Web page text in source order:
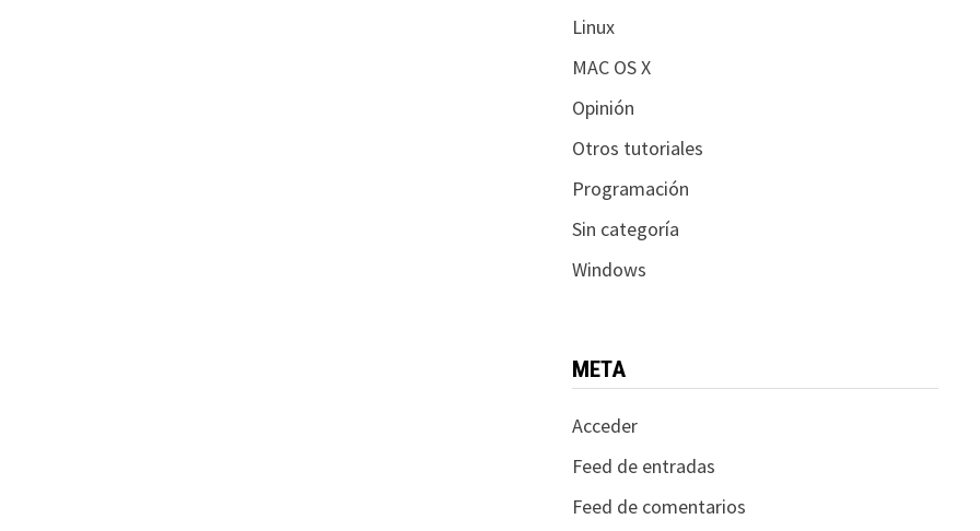
Linux
MAC OS X
Opinión
Otros tutoriales
Programación
Sin categoría
Windows
META
Acceder
Feed de entradas
Feed de comentarios